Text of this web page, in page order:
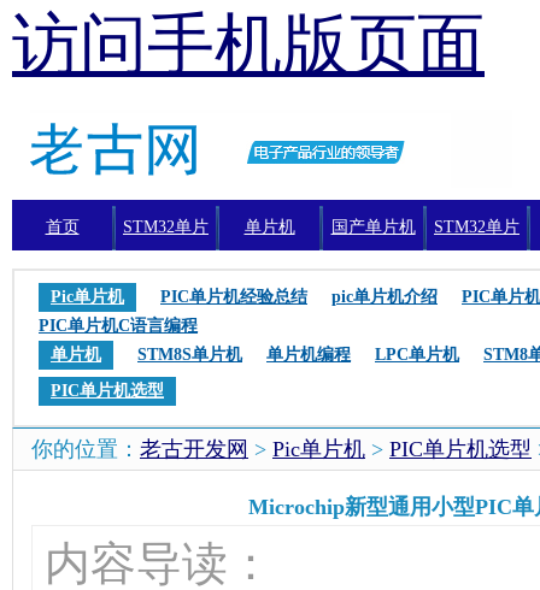
访问手机版页面
首页 STM32单片 单片机 国产单片机 STM32单片
Pic单片机
PIC单片机经验总结 pic单片机介绍
PIC单片
PIC单片机C语言编程
单片机
STM8S单片机 单片机编程 LPC单片机
STM8
PIC单片机选型
你的位置： 老古开发网 > Pic单片机 > PIC单片机选型
Microchip新型通用小型PIC单
内容导读：